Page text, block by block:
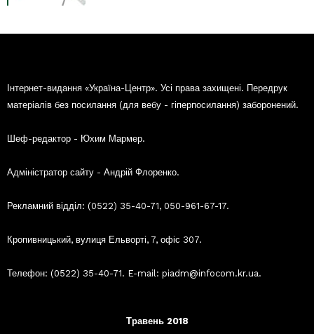
Інтернет-видання «Україна-Центр». Усі права захищені. Передрук
матеріалів без посилання (для вебу - гіперпосилання) заборонений.
Шеф-редактор - Юхим Мармер.
Адміністратор сайту - Андрій Флоренко.
Рекламний відділ: (0522) 35-40-71, 050-961-67-17.
Кропивницький, вулиця Ельворті, 7, офіс 307.
Телефон: (0522) 35-40-71. E-mail: piadm@infocom.kr.ua.
Травень 2018